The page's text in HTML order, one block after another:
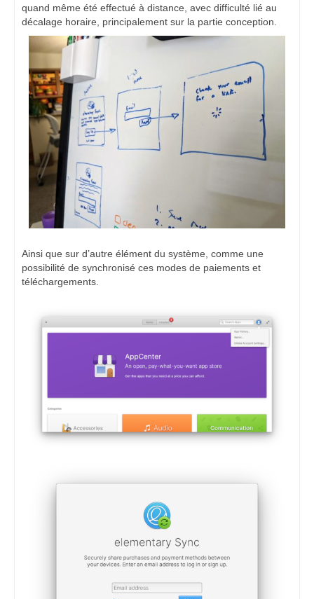
quand même été effectué à distance, avec difficulté lié au
décalage horaire, principalement sur la partie conception.
Ainsi que sur d’autre élément du système, comme une
possibilité de synchronisé ces modes de paiements et
téléchargements.